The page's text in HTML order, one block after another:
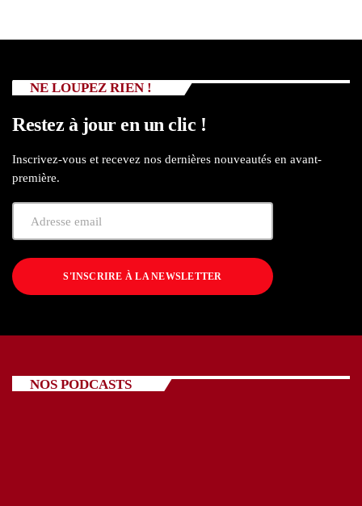
NE LOUPEZ RIEN !
Restez à jour en un clic !
Inscrivez-vous et recevez nos dernières nouveautés en avant-
première.
S'INSCRIRE À LA NEWSLETTER
NOS PODCASTS